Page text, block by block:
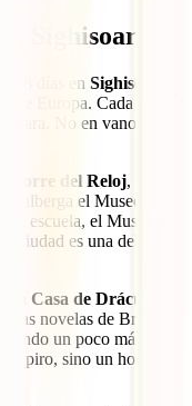
Sighisoara
8 días en Sighisoara
de Europa. Cada calle y
No en vano, es
Torre del Reloj, un
alberga el Museo de
escuela, el Museo de
ciudad es una delicia
la Casa de Drácula
las novelas de Bran
un poco más
sino un hombre